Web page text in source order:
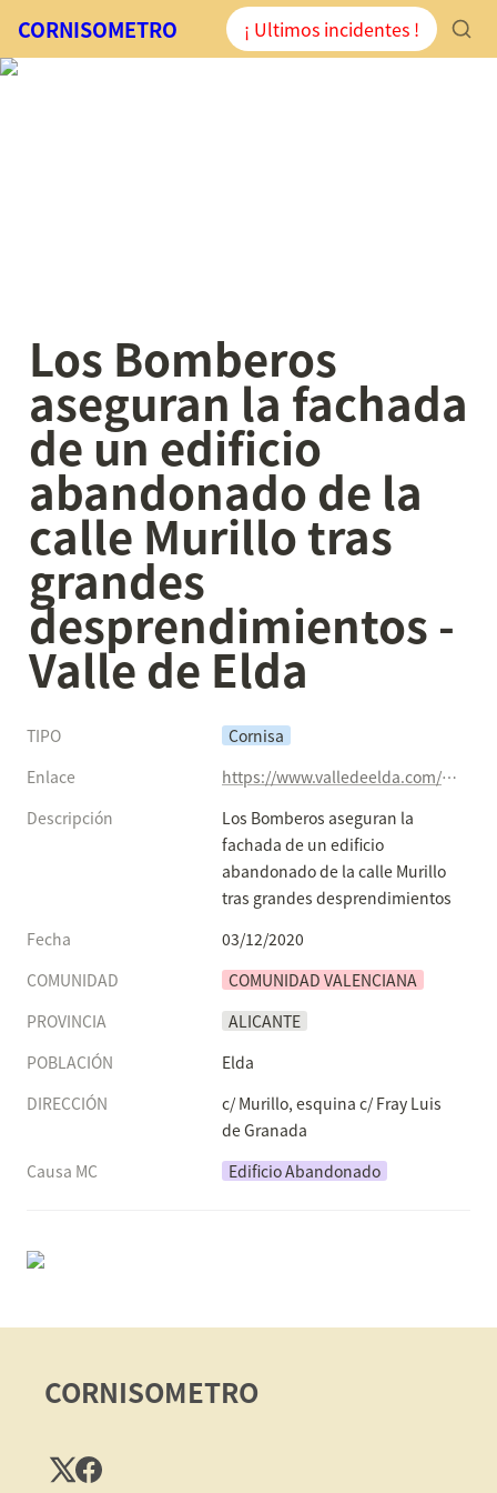
CORNISOMETRO ¡ Ultimos incidentes !
Los Bomberos
aseguran la fachada
de un edificio
abandonado de la
calle Murillo tras
grandes
desprendimientos -
Valle de Elda
TIPO
Cornisa
Enlace
https://www.valledeelda.com/otras-noticias/16634-desrp20.html
Descripción
Los Bomberos aseguran la
fachada de un edificio
abandonado de la calle Murillo
tras grandes desprendimientos
Fecha
03/12/2020
COMUNIDAD
COMUNIDAD VALENCIANA
PROVINCIA
ALICANTE
POBLACIÓN
Elda
DIRECCIÓN
c/ Murillo, esquina c/ Fray Luis
de Granada
Causa MC
Edificio Abandonado
CORNISOMETRO